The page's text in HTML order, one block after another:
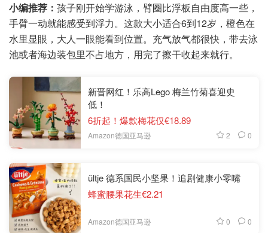
小编推荐： 孩子刚开始学游泳，臂圈比浮板自由度高一些，
手臂一动就能感受到浮力。这款大小适合6到12岁，橙色在
水里显眼，大人一眼能看到位置。充气放气都很快，带去泳
池或者海边装包里不占地方，用完了擦干收起来就行。
新晋网红！乐高Lego 梅兰竹菊喜迎史
低！
6折起！爆款梅花仅€18.89
Amazon德国亚马逊 2 0
ültje 德系国民小坚果！追剧健康小零嘴
蜂蜜腰果花生€2.21
Amazon德国亚马逊 0 0